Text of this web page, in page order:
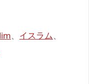
、 イスラム、